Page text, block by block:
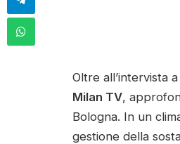
Oltre all’intervista
Milan TV,
Bologna. In un
gestione della